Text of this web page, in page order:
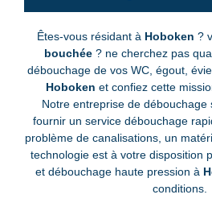
Êtes-vous résidant à Hoboken ?
bouchée? ne cherchez pas
débouchage de vos WC, égout,
Hoboken et confiez cette
Notre entreprise de débouchage
fournir un service débouchage
problème de canalisations, un
technologie est à votre disposition
et débouchage haute pression à
conditions.